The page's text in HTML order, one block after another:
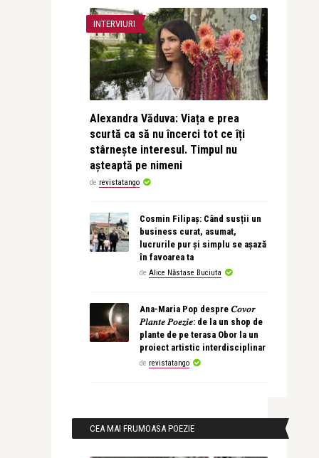
INTERVIURI
Alexandra Văduva: Viața e prea
scurtă ca să nu încerci tot ce îți
stârnește interesul. Timpul nu
așteaptă pe nimeni
de revistatango
Cosmin Filipaș: Când susții un
business curat, asumat,
lucrurile pur și simplu se așază
în favoarea ta
de Alice Năstase Buciuta
Ana-Maria Pop despre 𝐶𝑜𝑣𝑜𝑟
𝑃𝑙𝑎𝑛𝑡𝑒 𝑃𝑜𝑒𝑧𝑖𝑒: de la un shop de
plante de pe terasa Obor la un
proiect artistic interdisciplinar
de revistatango
CEA MAI FRUMOASA POEZIE